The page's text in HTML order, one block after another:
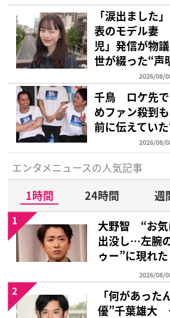
「涙出ました
表のモデル妻
児」発信が物
世が綴った“声
2026/08/
千鳥 ロケ先で
めファン殺到
前に伝えてい
2026/08/
エンタメニュースの人気記事
1時間 24時間 週
大野智 “お気
出没し…左腕
ゥー”に現れ
2026/08/
1
「何があった
優”千葉雄大
2